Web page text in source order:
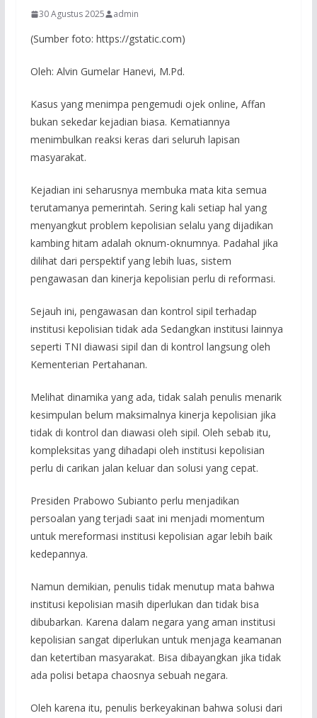
30 Agustus 2025 admin
(Sumber foto: https://gstatic.com)
Oleh: Alvin Gumelar Hanevi, M.Pd.
Kasus yang menimpa pengemudi ojek online, Affan
bukan sekedar kejadian biasa. Kematiannya
menimbulkan reaksi keras dari seluruh lapisan
masyarakat.
Kejadian ini seharusnya membuka mata kita semua
terutamanya pemerintah. Sering kali setiap hal yang
menyangkut problem kepolisian selalu yang dijadikan
kambing hitam adalah oknum-oknumnya. Padahal jika
dilihat dari perspektif yang lebih luas, sistem
pengawasan dan kinerja kepolisian perlu di reformasi.
Sejauh ini, pengawasan dan kontrol sipil terhadap
institusi kepolisian tidak ada Sedangkan institusi lainnya
seperti TNI diawasi sipil dan di kontrol langsung oleh
Kementerian Pertahanan.
Melihat dinamika yang ada, tidak salah penulis menarik
kesimpulan belum maksimalnya kinerja kepolisian jika
tidak di kontrol dan diawasi oleh sipil. Oleh sebab itu,
kompleksitas yang dihadapi oleh institusi kepolisian
perlu di carikan jalan keluar dan solusi yang cepat.
Presiden Prabowo Subianto perlu menjadikan
persoalan yang terjadi saat ini menjadi momentum
untuk mereformasi institusi kepolisian agar lebih baik
kedepannya.
Namun demikian, penulis tidak menutup mata bahwa
institusi kepolisian masih diperlukan dan tidak bisa
dibubarkan. Karena dalam negara yang aman institusi
kepolisian sangat diperlukan untuk menjaga keamanan
dan ketertiban masyarakat. Bisa dibayangkan jika tidak
ada polisi betapa chaosnya sebuah negara.
Oleh karena itu, penulis berkeyakinan bahwa solusi dari